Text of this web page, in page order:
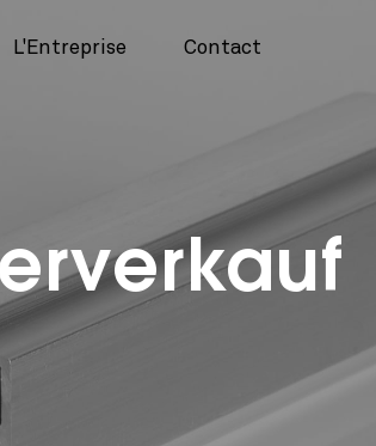
L'Entreprise Contact